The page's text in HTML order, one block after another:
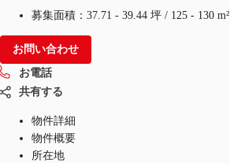
記事
仲介会社様はこちらへ
お気に入り
募集面積： 37.71 - 39.44 坪 / 125 - 130 m²
お問い合わせ
お電話
共有する
物件詳細
物件概要
所在地